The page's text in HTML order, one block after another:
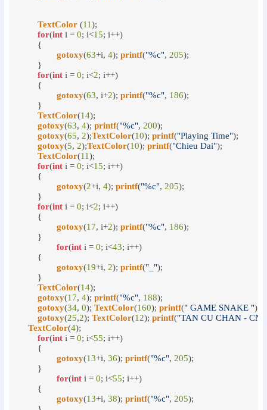
TextColor (11);
for(int i = 0; i<15; i++)
gotoxy(63+i, 4); printf("%c", 205);
for(int i = 0; i<2; i++)
gotoxy(63, i+2); printf("%c", 186);
TextColor(14);
gotoxy(63, 4); printf("%c", 200);
gotoxy(65, 2);TextColor(10); printf("Playing Time");
gotoxy(5, 2);TextColor(10); printf("Chieu Dai");
TextColor(11);
for(int i = 0; i<15; i++)
gotoxy(2+i, 4); printf("%c", 205);
for(int i = 0; i<2; i++)
gotoxy(17, i+2); printf("%c", 186);
for(int i = 0; i<43; i++)
gotoxy(19+i, 2); printf("_");
TextColor(14);
gotoxy(17, 4); printf("%c", 188);
gotoxy(34, 0); TextColor(160); printf(" GAME SNAKE ");
gotoxy(25,2); TextColor(12); printf("TAN CU CHAN -
TextColor(4);
for(int i = 0; i<55; i++)
gotoxy(13+i, 36); printf("%c", 205);
for(int i = 0; i<55; i++)
gotoxy(13+i, 38); printf("%c", 205);